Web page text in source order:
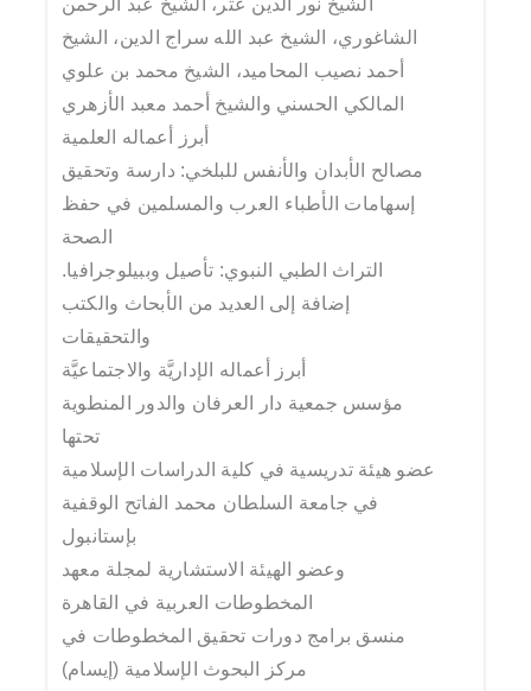
الشيخ نور الدين عتر، الشيخ عبد الرحمن
الشاغوري، الشيخ عبد الله سراج الدين، الشيخ
أحمد نصيب المحاميد، الشيخ محمد بن علوي
المالكي الحسني والشيخ أحمد معبد الأزهري
أبرز أعماله العلمية
مصالح الأبدان والأنفس للبلخي: دارسة وتحقيق
إسهامات الأطباء العرب والمسلمين في حفظ
الصحة
التراث الطبي النبوي: تأصيل وببيلوجرافيا.
إضافة إلى العديد من الأبحاث والكتب
والتحقيقات
أبرز أعماله الإداريَّة والاجتماعيَّة
مؤسس جمعية دار العرفان والدور المنطوية
تحتها
عضو هيئة تدريسية في كلية الدراسات الإسلامية
في جامعة السلطان محمد الفاتح الوقفية
بإستانبول
وعضو الهيئة الاستشارية لمجلة معهد
المخطوطات العربية في القاهرة
منسق برامج دورات تحقيق المخطوطات في
مركز البحوث الإسلامية (إيسام)